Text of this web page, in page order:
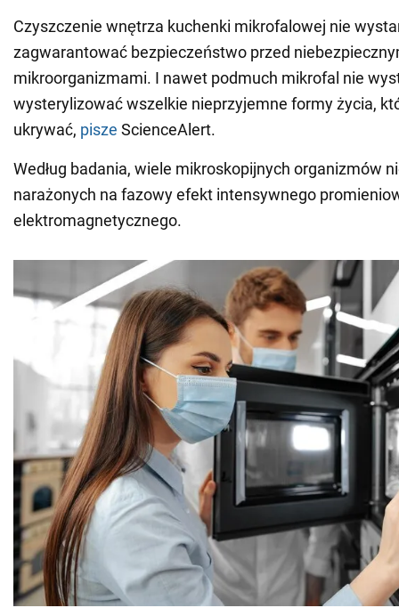
Czyszczenie wnętrza kuchenki mikrofalowej nie
zagwarantować bezpieczeństwo przed
mikroorganizmami. I nawet podmuch mikrofal nie
wysterylizować wszelkie nieprzyjemne formy życia,
ukrywać, pisze ScienceAlert.
Według badania, wiele mikroskopijnych organizmów
narażonych na fazowy efekt intensywnego
elektromagnetycznego.